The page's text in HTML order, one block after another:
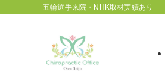
五輪選手来院・NHK取材実績あり